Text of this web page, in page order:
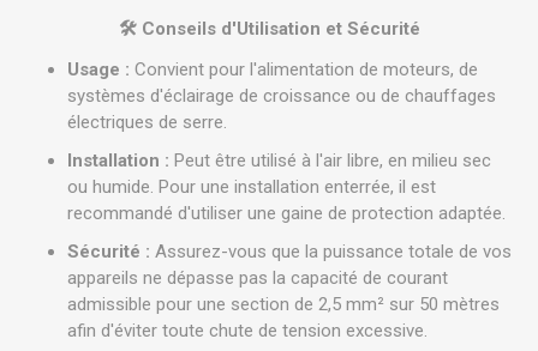
🛠️ Conseils d'Utilisation et Sécurité
Usage : Convient pour l'alimentation de moteurs, de
systèmes d'éclairage de croissance ou de chauffages
électriques de serre.
Installation : Peut être utilisé à l'air libre, en milieu sec
ou humide. Pour une installation enterrée, il est
recommandé d'utiliser une gaine de protection adaptée.
Sécurité : Assurez-vous que la puissance totale de vos
appareils ne dépasse pas la capacité de courant
admissible pour une section de 2,5 mm² sur 50 mètres
afin d'éviter toute chute de tension excessive.